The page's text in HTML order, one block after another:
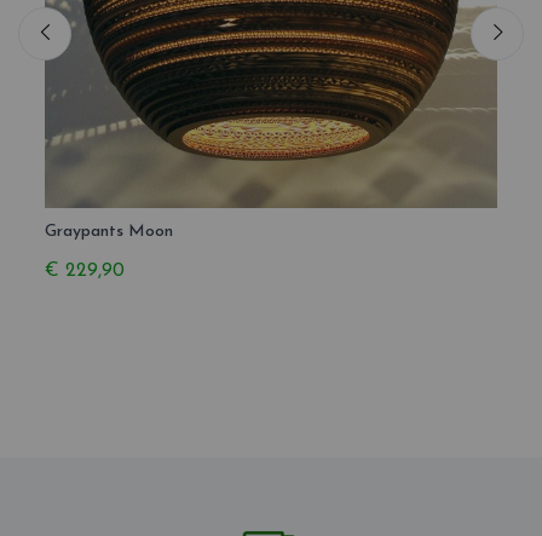
Graypants Moon
€ 229,90